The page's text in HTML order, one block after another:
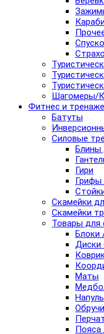
Шагомеры/
Фитнес и
Батуты
Силовые
Блины
Гири
Скамейки
Скамейки
Товары для
Блоки
Диски
Маты
Обручи
Пояса